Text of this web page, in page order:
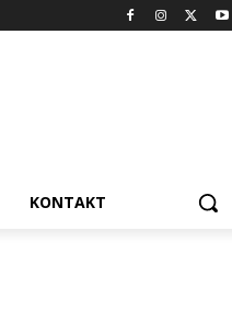
KONTAKT